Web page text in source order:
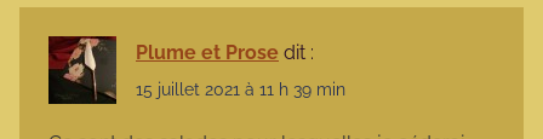
Plume et Prose dit :
15 juillet 2021 à 11 h 39 min